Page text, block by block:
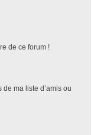
de ce forum !
ma liste d’amis ou